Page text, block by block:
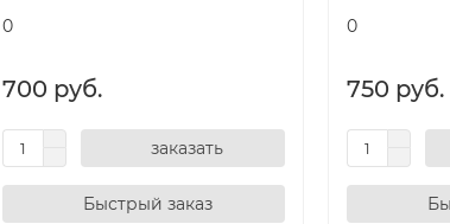
0
700 руб.
заказать
0
750 руб.